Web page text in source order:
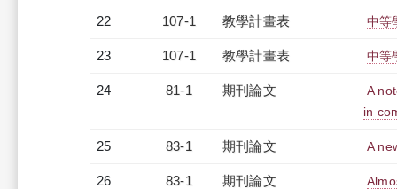
22 107-1 教學計畫表 中等
23 107-1 教學計畫表 中等
24 81-1 期刊論文
A
in
25 83-1 期刊論文 A
26 83-1 期刊論文